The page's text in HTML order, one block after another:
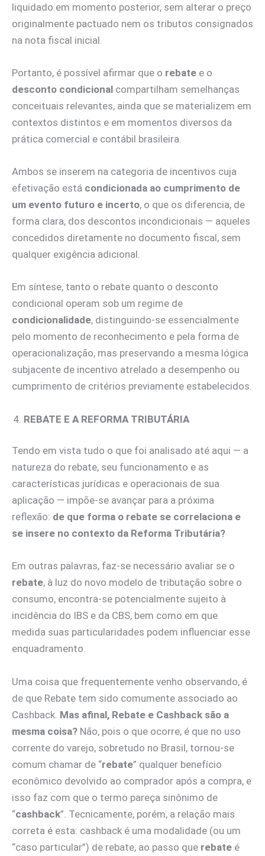
liquidado em momento posterior, sem alterar o preço
originalmente pactuado nem os tributos consignados
na nota fiscal inicial.
Portanto, é possível afirmar que o rebate e o
desconto condicional compartilham semelhanças
conceituais relevantes, ainda que se materializem em
contextos distintos e em momentos diversos da
prática comercial e contábil brasileira.
Ambos se inserem na categoria de incentivos cuja
efetivação está condicionada ao cumprimento de
um evento futuro e incerto, o que os diferencia, de
forma clara, dos descontos incondicionais — aqueles
concedidos diretamente no documento fiscal, sem
qualquer exigência adicional.
Em síntese, tanto o rebate quanto o desconto
condicional operam sob um regime de
condicionalidade, distinguindo‑se essencialmente
pelo momento de reconhecimento e pela forma de
operacionalização, mas preservando a mesma lógica
subjacente de incentivo atrelado a desempenho ou
cumprimento de critérios previamente estabelecidos.
REBATE E A REFORMA TRIBUTÁRIA
Tendo em vista tudo o que foi analisado até aqui — a
natureza do rebate, seu funcionamento e as
características jurídicas e operacionais de sua
aplicação — impõe‑se avançar para a próxima
reflexão: de que forma o rebate se correlaciona e
se insere no contexto da Reforma Tributária?
Em outras palavras, faz‑se necessário avaliar se o
rebate, à luz do novo modelo de tributação sobre o
consumo, encontra‑se potencialmente sujeito à
incidência do IBS e da CBS, bem como em que
medida suas particularidades podem influenciar esse
enquadramento.
Uma coisa que frequentemente venho observando, é
de que Rebate tem sido comumente associado ao
Cashback. Mas afinal, Rebate e Cashback são a
mesma coisa? Não, pois o que ocorre, é que no uso
corrente do varejo, sobretudo no Brasil, tornou-se
comum chamar de “rebate” qualquer benefício
econômico devolvido ao comprador após a compra, e
isso faz com que o termo pareça sinônimo de
“cashback”. Tecnicamente, porém, a relação mais
correta é esta: cashback é uma modalidade (ou um
“caso particular”) de rebate, ao passo que rebate é